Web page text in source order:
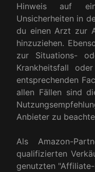
Hinweis auf
Unsicherheiten in
du einen Arzt zur
hinzuziehen.
zur Situations-
Krankheitsfall
entsprechenden
allen Fällen sind
Anbieter zu
Als Amazon-
qualifizierten
genutzten "Affiliate-